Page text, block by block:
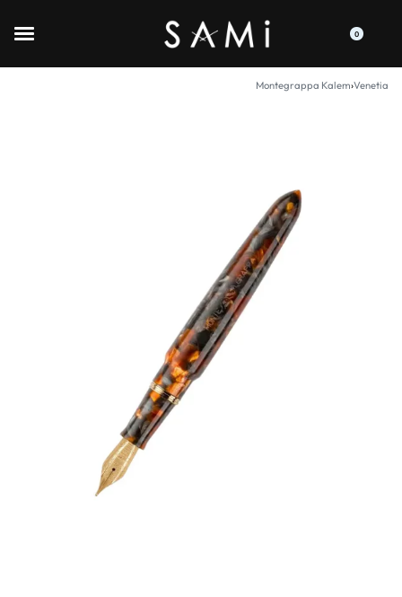
0
Montegrappa Kalem›Venetia